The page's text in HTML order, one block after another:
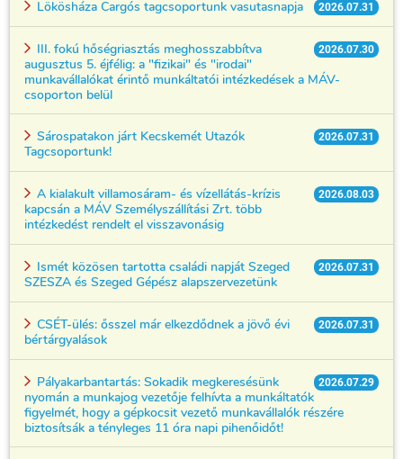
2026.07.31
Lökösháza Cargós tagcsoportunk vasutasnapja
2026.07.30
III. fokú hőségriasztás meghosszabbítva
augusztus 5. éjfélig: a "fizikai" és "irodai"
munkavállalókat érintő munkáltatói intézkedések a MÁV-
csoporton belül
2026.07.31
Sárospatakon járt Kecskemét Utazók
Tagcsoportunk!
2026.08.03
A kialakult villamosáram- és vízellátás-krízis
kapcsán a MÁV Személyszállítási Zrt. több
intézkedést rendelt el visszavonásig
2026.07.31
Ismét közösen tartotta családi napját Szeged
SZESZA és Szeged Gépész alapszervezetünk
2026.07.31
CSÉT-ülés: ősszel már elkezdődnek a jövő évi
bértárgyalások
2026.07.29
Pályakarbantartás: Sokadik megkeresésünk
nyomán a munkajog vezetője felhívta a munkáltatók
figyelmét, hogy a gépkocsit vezető munkavállalók részére
biztosítsák a tényleges 11 óra napi pihenőidőt!